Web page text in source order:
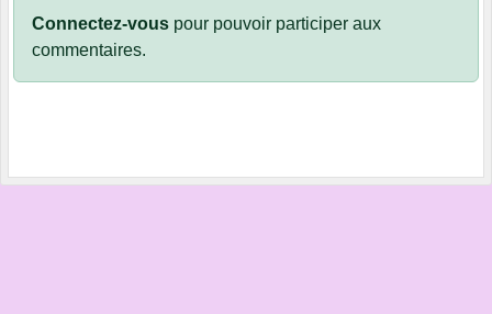
Connectez-vous pour pouvoir participer aux
commentaires.